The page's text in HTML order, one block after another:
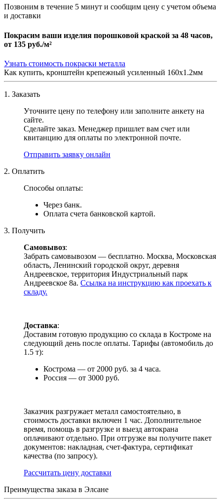
Позвоним в течение 5 минут и сообщим цену с учетом объема
и доставки
Покрасим ваши изделия порошковой краской за 48 часов,
от 135 руб./м²
Узнать стоимость покраски металла
Как купить, кронштейн крепежный усиленный 160х1.2мм
1. Заказать
Уточните цену по телефону или заполните анкету на
сайте.
Сделайте заказ. Менеджер пришлет вам счет или
квитанцию для оплаты по электронной почте.
Отправить заявку онлайн
2. Оплатить
Способы оплаты:
Через банк.
Оплата счета банковской картой.
3. Получить
Самовывоз:
Забрать самовывозом — бесплатно. Москва, Московская
область, Ленинский городской округ, деревня
Андреевское, территория Индустриальный парк
Андреевское 8а. Ссылка на инструкцию как проехать к
складу.
Доставка:
Доставим готовую продукцию со склада в Костроме на
следующий день после оплаты. Тарифы (автомобиль до
1.5 т):
Кострома — от 2000 руб. за 4 часа.
Россия — от 3000 руб.
Заказчик разгружает металл самостоятельно, в
стоимость доставки включен 1 час. Дополнительное
время, помощь в разгрузке и выезд автокрана
оплачивают отдельно. При отгрузке вы получите пакет
документов: накладная, счет-фактура, сертификат
качества (по запросу).
Раcсчитать цену доставки
Преимущества заказа в Элсане